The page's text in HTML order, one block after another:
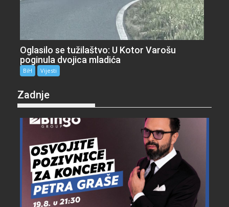
Oglasilo se tužilaštvo: U Kotor Varošu
poginula dvojica mladića
BiH Vijesti
Zadnje